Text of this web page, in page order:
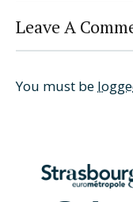
Leave A
You must be